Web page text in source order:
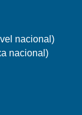
nacional)
nacional)